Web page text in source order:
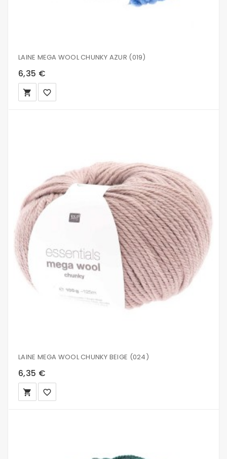
LAINE MEGA WOOL CHUNKY AZUR (019)
6,35 €
local_grocery_store favorite_border
LAINE MEGA WOOL CHUNKY BEIGE (024)
6,35 €
local_grocery_store favorite_border